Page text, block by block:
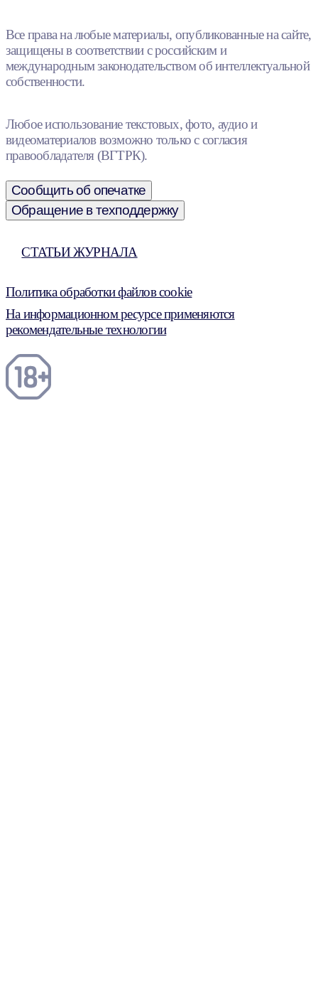
Все права на любые материалы, опубликованные на сайте,
защищены в соответствии с российским и
международным законодательством об интеллектуальной
собственности.
Любое использование текстовых, фото, аудио и
видеоматериалов возможно только с согласия
правообладателя (ВГТРК).
Сообщить об опечатке
Обращение в техподдержку
СТАТЬИ ЖУРНАЛА
Политика обработки файлов cookie
На информационном ресурсе применяются
рекомендательные технологии